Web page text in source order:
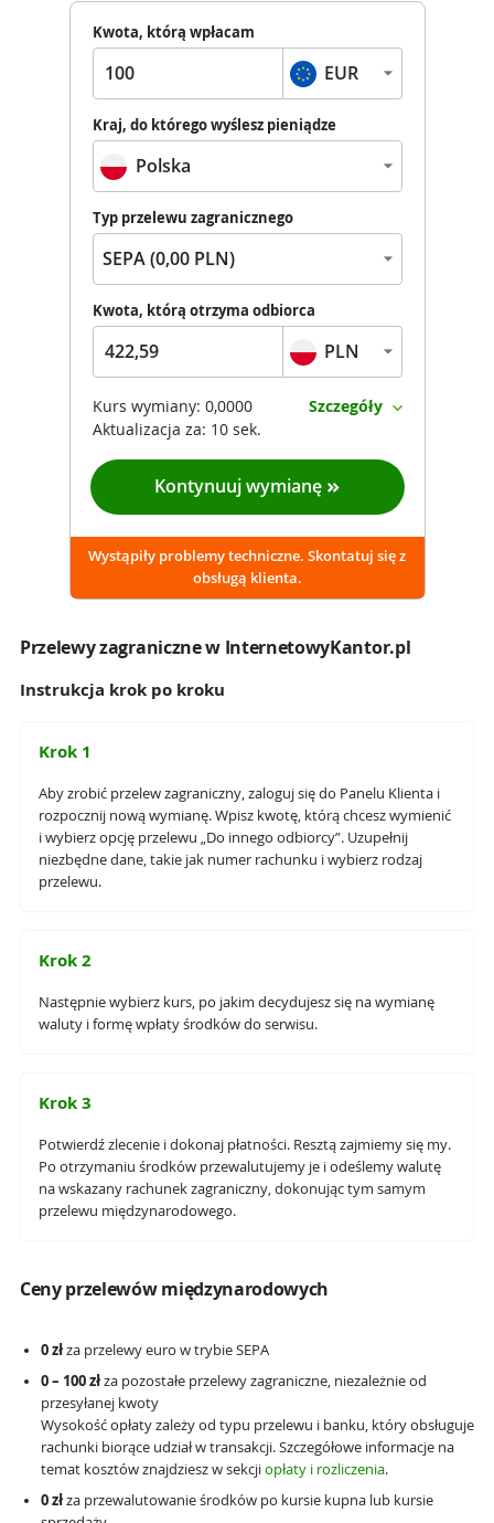
Kwota, którą wpłacam
EUR
Kraj, do którego wyślesz pieniądze
Polska
Typ przelewu zagranicznego
SEPA(0,00 PLN)
Kwota, którą otrzyma odbiorca
PLN
Kurs wymiany: 0,0000
Aktualizacja za: 10 sek.
Szczegóły
Kontynuuj wymianę
Wystąpiły problemy techniczne. Skontatuj się z
obsługą klienta.
Przelewy zagraniczne w InternetowyKantor.pl
Instrukcja krok po kroku
Krok 1
Aby zrobić przelew zagraniczny, zaloguj się do Panelu Klienta i
rozpocznij nową wymianę. Wpisz kwotę, którą chcesz wymienić
i wybierz opcję przelewu „Do innego odbiorcy”. Uzupełnij
niezbędne dane, takie jak numer rachunku i wybierz rodzaj
przelewu.
Krok 2
Następnie wybierz kurs, po jakim decydujesz się na wymianę
waluty i formę wpłaty środków do serwisu.
Krok 3
Potwierdź zlecenie i dokonaj płatności. Resztą zajmiemy się my.
Po otrzymaniu środków przewalutujemy je i odeślemy walutę
na wskazany rachunek zagraniczny, dokonując tym samym
przelewu międzynarodowego.
Ceny przelewów międzynarodowych
0 złza przelewy euro w trybie SEPA
0 – 100 złza pozostałe przelewy zagraniczne, niezależnie od
przesyłanej kwoty
Wysokość opłaty zależy od typu przelewu i banku, który obsługuje
rachunki biorące udział w transakcji. Szczegółowe informacje na
temat kosztów znajdziesz w sekcjiopłaty i rozliczenia.
0 złza przewalutowanie środków po kursie kupna lub kursie